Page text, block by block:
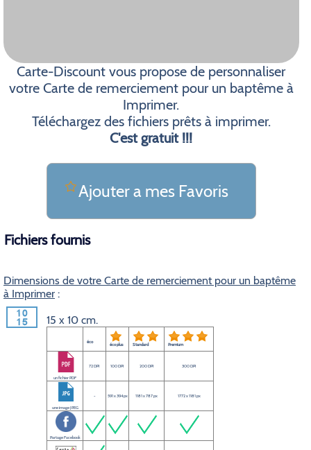
Carte-Discount vous propose de personnaliser
votre Carte de remerciement pour un baptême à
Imprimer.
Téléchargez des fichiers prêts à imprimer.
C'est gratuit !!!
Ajouter a mes Favoris
Fichiers fournis
Dimensions de votre Carte de remerciement pour un baptême
à Imprimer :
15 x 10 cm.
éco éco plus Standard Premium
un fichier PDF
72 DPI 100 DPI 200 DPI 300 DPI
une image JPEG
- 591 x 394 px 1181 x 787 px 1772 x 1181 px
Partage Facebook